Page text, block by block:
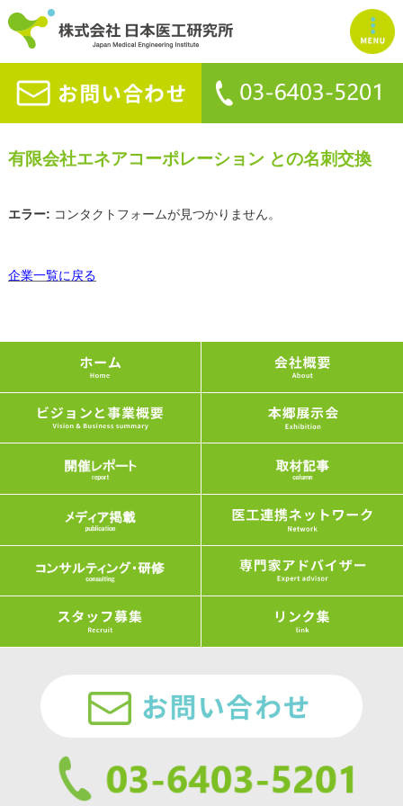
有限会社エネアコーポレーション との名刺交換
エラー: コンタクトフォームが見つかりません。
企業一覧に戻る